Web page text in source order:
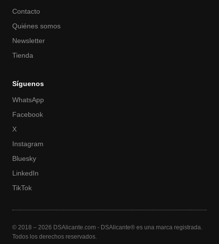
Contacto
Quiénes somos
Newsletter
Tienda
Síguenos
WhatsApp
Facebook
X
Instagram
Bluesky
LinkedIn
TikTok
© 2018 – 2026 DSAlicante.com - DSAlicante® es una marca registrada.
Todos los derechos reservados.